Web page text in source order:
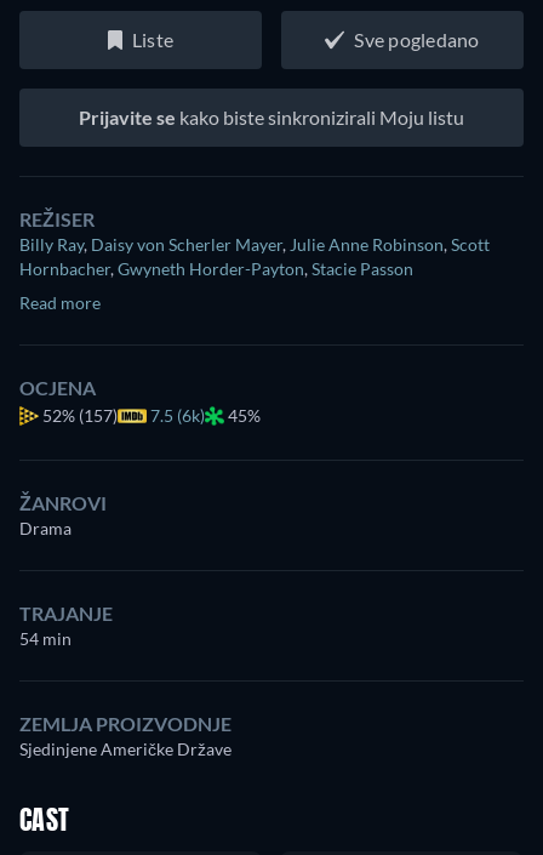
Liste Sve pogledano
Prijavite se kako biste sinkronizirali Moju listu
REŽISER
Billy Ray, Daisy von Scherler Mayer, Julie Anne Robinson,Scott
Hornbacher,Gwyneth Horder-Payton,Stacie Passon
Read more
OCJENA
52% (157) 7.5 (6k) 45%
ŽANROVI
Drama
TRAJANJE
54 min
ZEMLJA PROIZVODNJE
Sjedinjene Američke Države
CAST